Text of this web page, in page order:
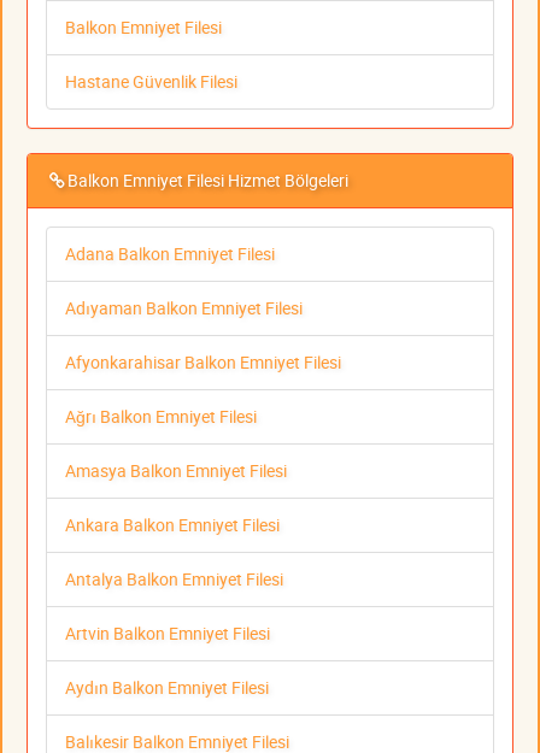
Balkon Emniyet Filesi
Hastane Güvenlik Filesi
Balkon Emniyet Filesi Hizmet Bölgeleri
Adana Balkon Emniyet Filesi
Adıyaman Balkon Emniyet Filesi
Afyonkarahisar Balkon Emniyet Filesi
Ağrı Balkon Emniyet Filesi
Amasya Balkon Emniyet Filesi
Ankara Balkon Emniyet Filesi
Antalya Balkon Emniyet Filesi
Artvin Balkon Emniyet Filesi
Aydın Balkon Emniyet Filesi
Balıkesir Balkon Emniyet Filesi